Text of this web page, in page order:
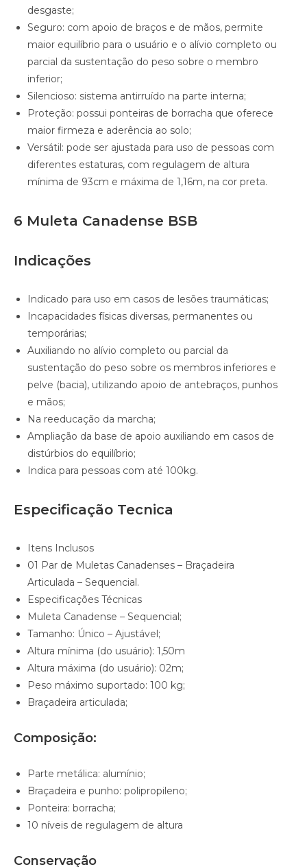
desgaste;
Seguro: com apoio de braços e de mãos, permite
maior equilíbrio para o usuário e o alívio completo ou
parcial da sustentação do peso sobre o membro
inferior;
Silencioso: sistema antirruído na parte interna;
Proteção: possui ponteiras de borracha que oferece
maior firmeza e aderência ao solo;
Versátil: pode ser ajustada para uso de pessoas com
diferentes estaturas, com regulagem de altura
mínima de 93cm e máxima de 1,16m, na cor preta.
6 Muleta Canadense BSB
Indicações
Indicado para uso em casos de lesões traumáticas;
Incapacidades físicas diversas, permanentes ou
temporárias;
Auxiliando no alívio completo ou parcial da
sustentação do peso sobre os membros inferiores e
pelve (bacia), utilizando apoio de antebraços, punhos
e mãos;
Na reeducação da marcha;
Ampliação da base de apoio auxiliando em casos de
distúrbios do equilíbrio;
Indica para pessoas com até 100kg.
Especificação Tecnica
Itens Inclusos
01 Par de Muletas Canadenses – Braçadeira
Articulada – Sequencial.
Especificações Técnicas
Muleta Canadense – Sequencial;
Tamanho: Único – Ajustável;
Altura mínima (do usuário): 1,50m
Altura máxima (do usuário): 02m;
Peso máximo suportado: 100 kg;
Braçadeira articulada;
Composição:
Parte metálica: alumínio;
Braçadeira e punho: polipropileno;
Ponteira: borracha;
10 níveis de regulagem de altura
Conservação